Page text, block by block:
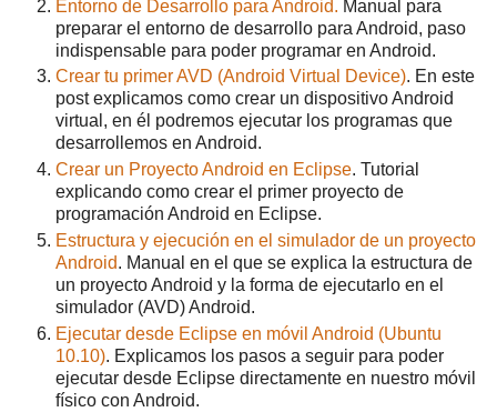
Entorno de Desarrollo para Android. Manual para
preparar el entorno de desarrollo para Android, paso
indispensable para poder programar en Android.
Crear tu primer AVD (Android Virtual Device). En este
post explicamos como crear un dispositivo Android
virtual, en él podremos ejecutar los programas que
desarrollemos en Android.
Crear un Proyecto Android en Eclipse. Tutorial
explicando como crear el primer proyecto de
programación Android en Eclipse.
Estructura y ejecución en el simulador de un proyecto
Android. Manual en el que se explica la estructura de
un proyecto Android y la forma de ejecutarlo en el
simulador (AVD) Android.
Ejecutar desde Eclipse en móvil Android (Ubuntu
10.10). Explicamos los pasos a seguir para poder
ejecutar desde Eclipse directamente en nuestro móvil
físico con Android.